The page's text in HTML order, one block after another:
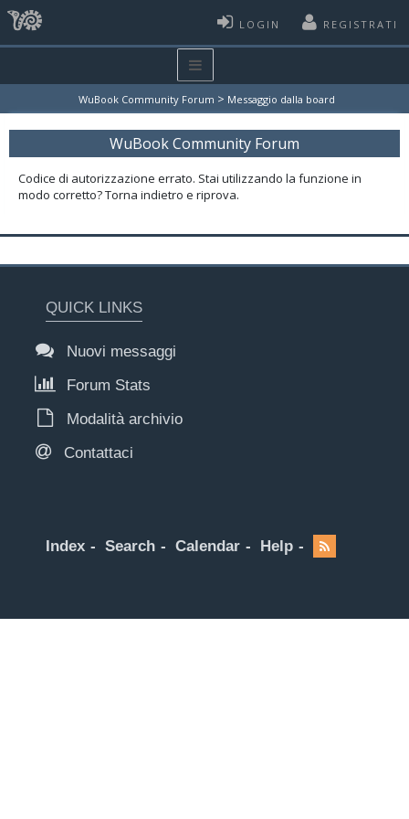
LOGIN REGISTRATI
WuBook Community Forum > Messaggio dalla board
WuBook Community Forum
Codice di autorizzazione errato. Stai utilizzando la funzione in
modo corretto? Torna indietro e riprova.
QUICK LINKS
Nuovi messaggi
Forum Stats
Modalità archivio
Contattaci
Index Search Calendar Help